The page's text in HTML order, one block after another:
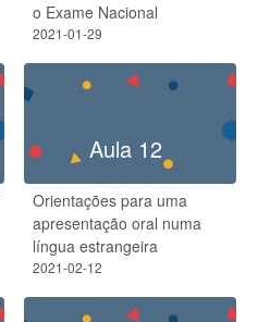
o Exame Nacional
2021-01-29
Aula 12
Orientações para uma
apresentação oral numa
língua estrangeira
2021-02-12